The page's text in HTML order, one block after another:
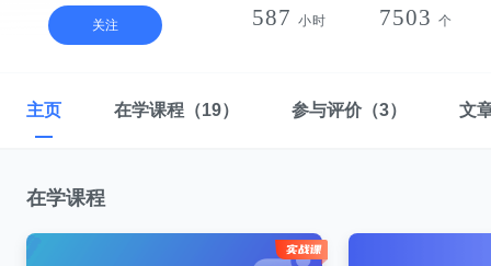
关注 587 小时 7503 个
主页 在学课程 （19） 参与评价（3） 文
在学课程